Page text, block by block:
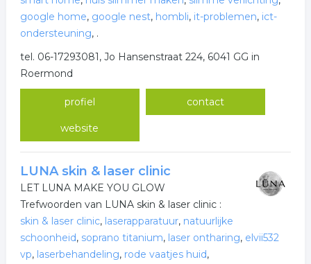
google home, google nest, hombli, it-problemen, ict-
ondersteuning, .
tel. 06-17293081, Jo Hansenstraat 224, 6041 GG in
Roermond
profiel contact
website
LUNA skin & laser clinic
LET LUNA MAKE YOU GLOW
Trefwoorden van LUNA skin & laser clinic :
skin & laser clinic, laserapparatuur, natuurlijke
schoonheid, soprano titanium, laser ontharing, elvii532
vp, laserbehandeling, rode vaatjes huid,